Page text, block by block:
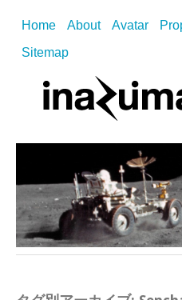
Home About Avatar
Sitemap